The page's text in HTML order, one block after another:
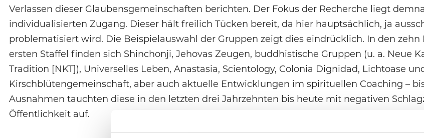
Verlassen dieser Glaubensgemeinschaften berichten. Der Fokus der Recherche liegt
individualisierten Zugang. Dieser hält freilich Tücken bereit, da hier hauptsächlich, ja
problematisiert wird. Die Beispielauswahl der Gruppen zeigt dies eindrücklich. In den zehn
ersten Staffel finden sich Shinchonji, Jehovas Zeugen, buddhistische Gruppen (u. a. Neue
Tradition [NKT]), Universelles Leben, Anastasia, Scientology, Colonia Dignidad, Lichtoase
Kirschblütengemeinschaft, aber auch aktuelle Entwicklungen im spirituellen Coaching –
Ausnahmen tauchten diese in den letzten drei Jahrzehnten bis heute mit negativen
Öffentlichkeit auf.